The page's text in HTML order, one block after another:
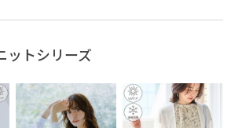
いい保証 ウエスト切り替え
カーディガン コットン
タイト ドライ ドライタッチ
ットシリーズ